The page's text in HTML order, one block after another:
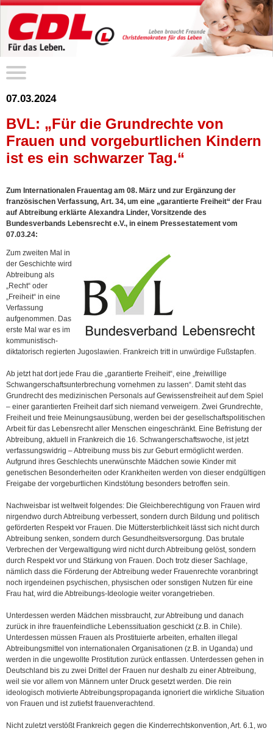
07.03.2024
BVL: „Für die Grundrechte von
Frauen und vorgeburtlichen Kindern
ist es ein schwarzer Tag.“
Zum Internationalen Frauentag am 08. März und zur Ergänzung der
französischen Verfassung, Art. 34, um eine „garantierte Freiheit“ der Frau
auf Abtreibung erklärte Alexandra Linder, Vorsitzende des
Bundesverbands Lebensrecht e.V., in einem Pressestatement vom
07.03.24:
Zum zweiten Mal in
der Geschichte wird
Abtreibung als
„Recht“ oder
„Freiheit“ in eine
Verfassung
aufgenommen. Das
erste Mal war es im
kommunistisch-
diktatorisch regierten Jugoslawien. Frankreich tritt in unwürdige Fußstapfen.
Ab jetzt hat dort jede Frau die „garantierte Freiheit“, eine „freiwillige
Schwangerschaftsunterbrechung vornehmen zu lassen“. Damit steht das
Grundrecht des medizinischen Personals auf Gewissensfreiheit auf dem Spiel
– einer garantierten Freiheit darf sich niemand verweigern. Zwei Grundrechte,
Freiheit und freie Meinungsausübung, werden bei der gesellschaftspolitischen
Arbeit für das Lebensrecht aller Menschen eingeschränkt. Eine Befristung der
Abtreibung, aktuell in Frankreich die 16. Schwangerschaftswoche, ist jetzt
verfassungswidrig – Abtreibung muss bis zur Geburt ermöglicht werden.
Aufgrund ihres Geschlechts unerwünschte Mädchen sowie Kinder mit
genetischen Besonderheiten oder Krankheiten werden von dieser endgültigen
Freigabe der vorgeburtlichen Kindstötung besonders betroffen sein.
Nachweisbar ist weltweit folgendes: Die Gleichberechtigung von Frauen wird
nirgendwo durch Abtreibung verbessert, sondern durch Bildung und politisch
geförderten Respekt vor Frauen. Die Müttersterblichkeit lässt sich nicht durch
Abtreibung senken, sondern durch Gesundheitsversorgung. Das brutale
Verbrechen der Vergewaltigung wird nicht durch Abtreibung gelöst, sondern
durch Respekt vor und Stärkung von Frauen. Doch trotz dieser Sachlage,
nämlich dass die Förderung der Abtreibung weder Frauenrechte voranbringt
noch irgendeinen psychischen, physischen oder sonstigen Nutzen für eine
Frau hat, wird die Abtreibungs-Ideologie weiter vorangetrieben.
Unterdessen werden Mädchen missbraucht, zur Abtreibung und danach
zurück in ihre frauenfeindliche Lebenssituation geschickt (z.B. in Chile).
Unterdessen müssen Frauen als Prostituierte arbeiten, erhalten illegal
Abtreibungsmittel von internationalen Organisationen (z.B. in Uganda) und
werden in die ungewollte Prostitution zurück entlassen. Unterdessen gehen in
Deutschland bis zu zwei Drittel der Frauen nur deshalb zu einer Abtreibung,
weil sie vor allem von Männern unter Druck gesetzt werden. Die rein
ideologisch motivierte Abtreibungspropaganda ignoriert die wirkliche Situation
von Frauen und ist zutiefst frauenverachtend.
Nicht zuletzt verstößt Frankreich gegen die Kinderrechtskonvention, Art. 6.1, wo